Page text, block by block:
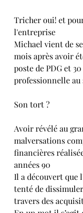
Tricher oui! et
l'entreprise
Michael vient de
mois après avoir
poste de PDG et
professionnelle au
Son tort ?
Avoir révélé au
malversations
financières
années 90
Il a découvert que
tenté de
travers des